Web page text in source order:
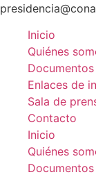
Inicio
Quiénes
Documentos
Enlaces de
Sala de
Contacto
Inicio
Quiénes
Documentos